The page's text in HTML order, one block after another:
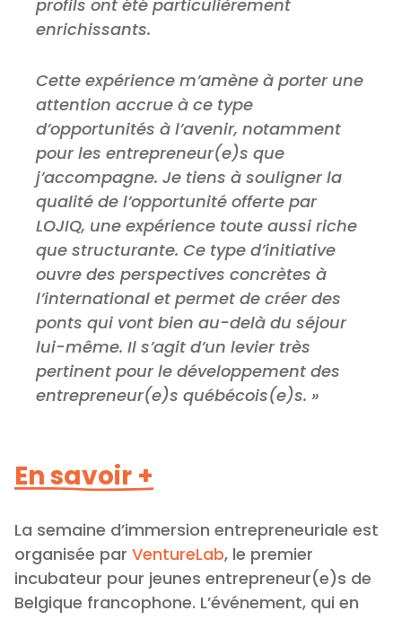
profils ont été particulièrement
enrichissants.
Cette expérience m’amène à porter une
attention accrue à ce type
d’opportunités à l’avenir, notamment
pour les entrepreneur(e)s que
j’accompagne. Je tiens à souligner la
qualité de l’opportunité offerte par
LOJIQ, une expérience toute aussi riche
que structurante. Ce type d’initiative
ouvre des perspectives concrètes à
l’international et permet de créer des
ponts qui vont bien au-delà du séjour
lui-même. Il s’agit d’un levier très
pertinent pour le développement des
entrepreneur(e)s québécois(e)s. »
En savoir +
La semaine d’immersion entrepreneuriale est
organisée par VentureLab, le premier
incubateur pour jeunes entrepreneur(e)s de
Belgique francophone. L’événement, qui en